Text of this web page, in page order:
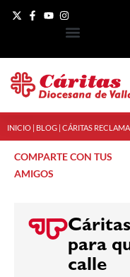
INICIO BLOG CÁRITAS
COMPARTE CON TUS
AMIGOS
para
calle